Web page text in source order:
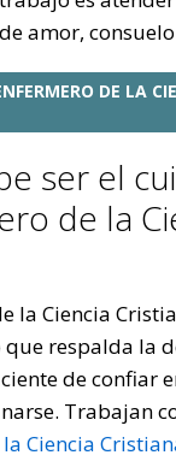
amor,
DE LA
ser el
de la
la Ciencia
respalda la
de confiar
Trabajan
Ciencia